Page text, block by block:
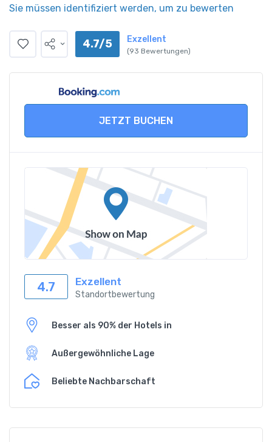
Sie müssen identifiziert werden, um zu bewerten
4.7/5 Exzellent
(93 Bewertungen)
JETZT BUCHEN
4.7 Exzellent
Standortbewertung
Besser als 90% der Hotels in
Außergewöhnliche Lage
Beliebte Nachbarschaft